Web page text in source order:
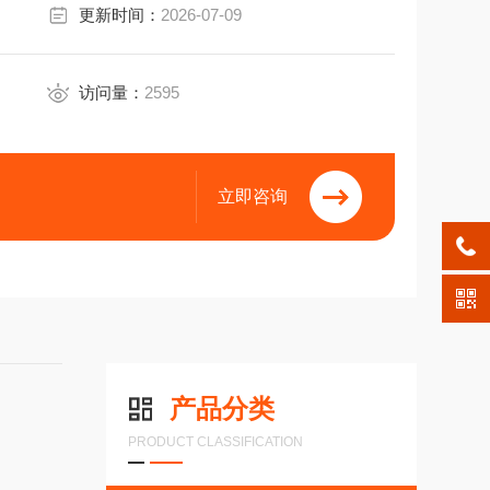
更新时间： 2026-07-09
访问量： 2595
立即咨询
产品分类
PRODUCT CLASSIFICATION